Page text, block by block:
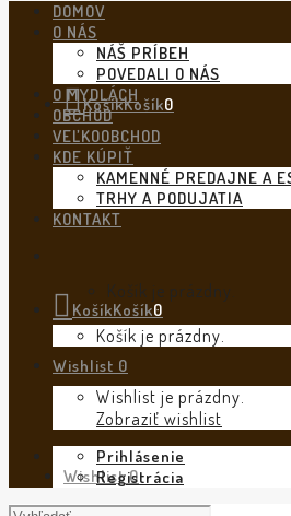
KošíkKošík0
Košík je prázdny.
Wishlist 0
DOMOV
O NÁS
NÁŠ PRÍBEH
POVEDALI O NÁS
O MYDLÁCH
OBCHOD
VEĽKOOBCHOD
KDE KÚPIŤ
KAMENNÉ PREDAJNE A
TRHY A PODUJATIA
KONTAKT
KošíkKošík0
Košík je prázdny.
Wishlist 0
Wishlist je prázdny.
Zobraziť wishlist
Prihlásenie
Registrácia